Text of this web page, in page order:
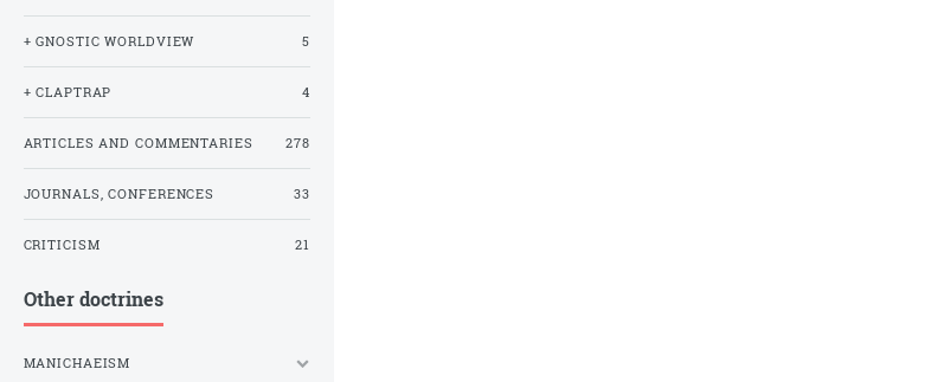
+ GNOSTIC WORLDVIEW 5
+ CLAPTRAP 4
ARTICLES AND COMMENTARIES 278
JOURNALS, CONFERENCES 33
CRITICISM 21
Other doctrines
MANICHAEISM